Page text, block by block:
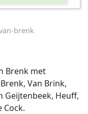
brenk
Brenk met
Van Brink,
Geijtenbeek, Heuff,
Cock.